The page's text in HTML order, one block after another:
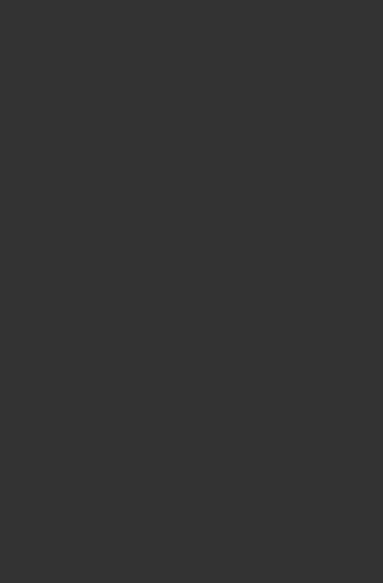
10. Az idős ember módosuló pszichoszociális és intrapszichés
11. Betegségek jellemzői idős- és aggkorban: multimorbiditás,
14. Az egészségügyi és szociális ellátás határterületei
Szekció. Az idős betegek vizsgálata-gondozása: orvosi-jogi-etikai